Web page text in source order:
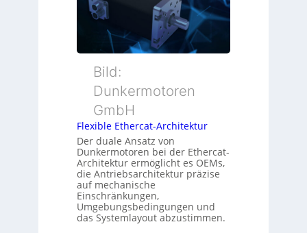
c
h
g
e
u
u
n
d
Z
u
s
t
t
e
y
s
o
r
g
t
f
ü
Bild:
Dunkermotoren
GmbH
Flexible Ethercat-Architektur
Der duale Ansatz von
Dunkermotoren bei der Ethercat-
Architektur ermöglicht es OEMs,
die Antriebsarchitektur präzise
auf mechanische
Einschränkungen,
Umgebungsbedingungen und
das Systemlayout abzustimmen.